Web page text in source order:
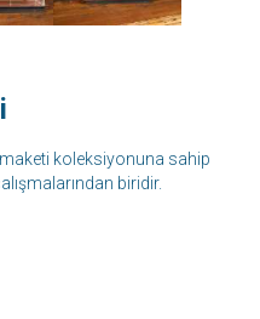
koleksiyonuna sahip
biridir.